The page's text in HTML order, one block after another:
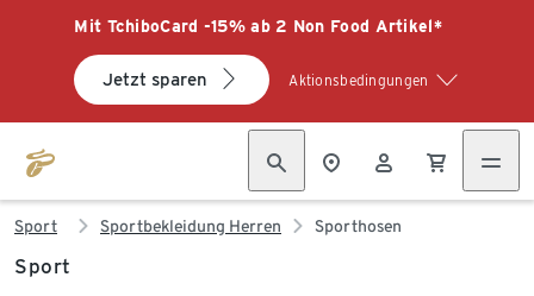
Mit TchiboCard -15% ab 2 Non Food Artikel*
Jetzt sparen Aktionsbedingungen
Sport Sportbekleidung Herren Sporthosen
Sport